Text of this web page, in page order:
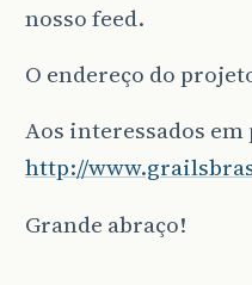
nosso feed.
O endereço do
Aos interessados
http://
Grande abraço!